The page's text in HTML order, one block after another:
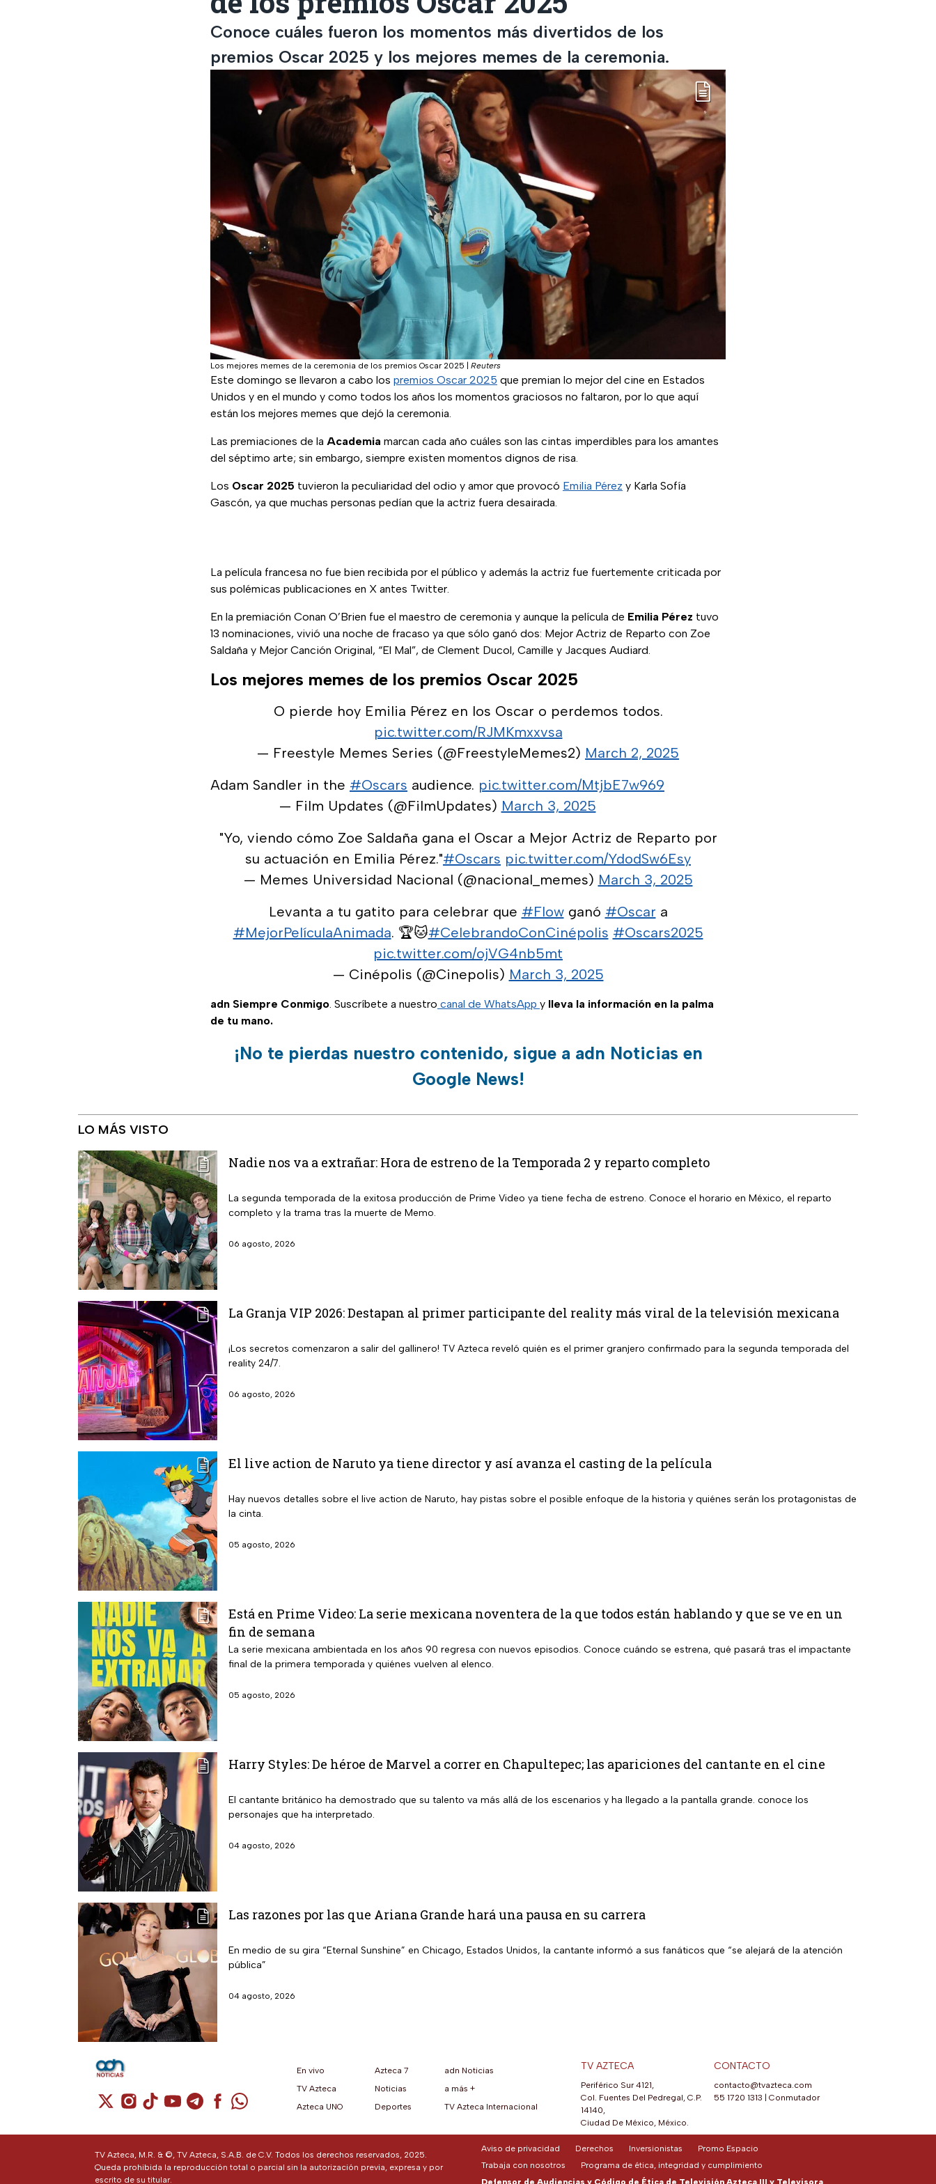
Conoce cuáles fueron los momentos más divertidos de los
premios Oscar 2025 y los mejores memes de la ceremonia.
Los mejores memes de la ceremonia de los premios Oscar 2025 Reuters
Este domingo se llevaron a cabo los premios Oscar 2025 que premian lo mejor del cine en Estados
Unidos y en el mundo y como todos los años los momentos graciosos no faltaron, por lo que aquí
están los mejores memes que dejó la ceremonia.
Las premiaciones de la Academia marcan cada año cuáles son las cintas imperdibles para los amantes
del séptimo arte; sin embargo, siempre existen momentos dignos de risa.
Los Oscar 2025 tuvieron la peculiaridad del odio y amor que provocó Emilia Pérez y Karla Sofía
Gascón, ya que muchas personas pedían que la actriz fuera desairada.
La película francesa no fue bien recibida por el público y además la actriz fue fuertemente criticada por
sus polémicas publicaciones en X antes Twitter.
En la premiación Conan O’Brien fue el maestro de ceremonia y aunque la película de Emilia Pérez tuvo
13 nominaciones, vivió una noche de fracaso ya que sólo ganó dos: Mejor Actriz de Reparto con Zoe
Saldaña y Mejor Canción Original, “El Mal”, de Clement Ducol, Camille y Jacques Audiard.
Los mejores memes de los premios Oscar 2025
O pierde hoy Emilia Pérez en los Oscar o perdemos todos.
pic.twitter.com/RJMKmxxvsa
— Freestyle Memes Series (@FreestyleMemes2) March 2, 2025
Adam Sandler in the #Oscars audience. pic.twitter.com/MtjbE7w969
— Film Updates (@FilmUpdates) March 3, 2025
"Yo, viendo cómo Zoe Saldaña gana el Oscar a Mejor Actriz de Reparto por
su actuación en Emilia Pérez."#Oscars pic.twitter.com/YdodSw6Esy
— Memes Universidad Nacional (@nacional_memes) March 3, 2025
Levanta a tu gatito para celebrar que #Flowganó #Oscar a
#MejorPelículaAnimada. 🏆🐱#CelebrandoConCinépolis #Oscars2025
pic.twitter.com/ojVG4nb5mt
— Cinépolis (@Cinepolis) March 3, 2025
adn Siempre Conmigo. Suscríbete a nuestro canal de WhatsApp y lleva la información en la palma
de tu mano.
¡No te pierdas nuestro contenido, sigue a adn Noticias en
Google News!
LO MÁS VISTO
Nadie nos va a extrañar: Hora de estreno de la Temporada 2 y reparto completo
La segunda temporada de la exitosa producción de Prime Video ya tiene fecha de estreno. Conoce el horario en México, el reparto
completo y la trama tras la muerte de Memo.
06 agosto, 2026
La Granja VIP 2026: Destapan al primer participante del reality más viral de la televisión mexicana
¡Los secretos comenzaron a salir del gallinero! TV Azteca reveló quién es el primer granjero confirmado para la segunda temporada del
reality 24/7.
06 agosto, 2026
El live action de Naruto ya tiene director y así avanza el casting de la película
Hay nuevos detalles sobre el live action de Naruto, hay pistas sobre el posible enfoque de la historia y quiénes serán los protagonistas de
la cinta.
05 agosto, 2026
Está en Prime Video: La serie mexicana noventera de la que todos están hablando y que se ve en un
fin de semana
La serie mexicana ambientada en los años 90 regresa con nuevos episodios. Conoce cuándo se estrena, qué pasará tras el impactante
final de la primera temporada y quiénes vuelven al elenco.
05 agosto, 2026
Harry Styles: De héroe de Marvel a correr en Chapultepec; las apariciones del cantante en el cine
El cantante británico ha demostrado que su talento va más allá de los escenarios y ha llegado a la pantalla grande. conoce los
personajes que ha interpretado.
04 agosto, 2026
Las razones por las que Ariana Grande hará una pausa en su carrera
En medio de su gira “Eternal Sunshine” en Chicago, Estados Unidos, la cantante informó a sus fanáticos que “se alejará de la atención
pública”
04 agosto, 2026
Cuenta de X / Twitter (se abre en una nueva pestaña)
Cuenta de Instagram (se abre en una nueva pestaña)
Cuenta de TikTok (se abre en una nueva pestaña)
Cuenta de YouTube (se abre en una nueva pestaña)
Cuenta de Telegram (se abre en una nueva pestaña)
Cuenta de Facebook (se abre en una nueva pestaña)
Cuenta de WhatsApp (se abre en una nueva pestaña)
En vivo
TV Azteca
Azteca UNO
Azteca 7
Noticias
Deportes
adn Noticias
a más +
TV Azteca Internacional
TV AZTECA
Periférico Sur 4121,
Col. Fuentes Del Pedregal, C.P.
14140,
Ciudad De México, México.
CONTACTO
contacto@tvazteca.com
55 1720 1313
Conmutador
TV Azteca, M.R. & ©, TV Azteca, S.A.B. de C.V. Todos los derechos reservados, 2025.
Queda prohibida la reproducción total o parcial sin la autorización previa, expresa y por
escrito de su titular.
Aviso de privacidad Derechos Inversionistas
Promo Espacio
Trabaja con nosotros
Programa de ética, integridad y cumplimiento
Defensor de Audiencias y Código de Ética de Televisión Azteca III y Televisora